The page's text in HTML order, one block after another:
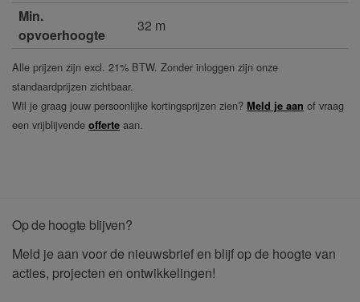
Min.
opvoerhoogte
32 m
Alle prijzen zijn excl. 21% BTW. Zonder inloggen zijn onze
standaardprijzen zichtbaar.
Wil je graag jouw persoonlijke kortingsprijzen zien? Meld je aan of vraag
een vrijblijvende offerte aan.
Op de hoogte blijven?
Meld je aan voor de nieuwsbrief en blijf op de hoogte van
acties, projecten en ontwikkelingen!